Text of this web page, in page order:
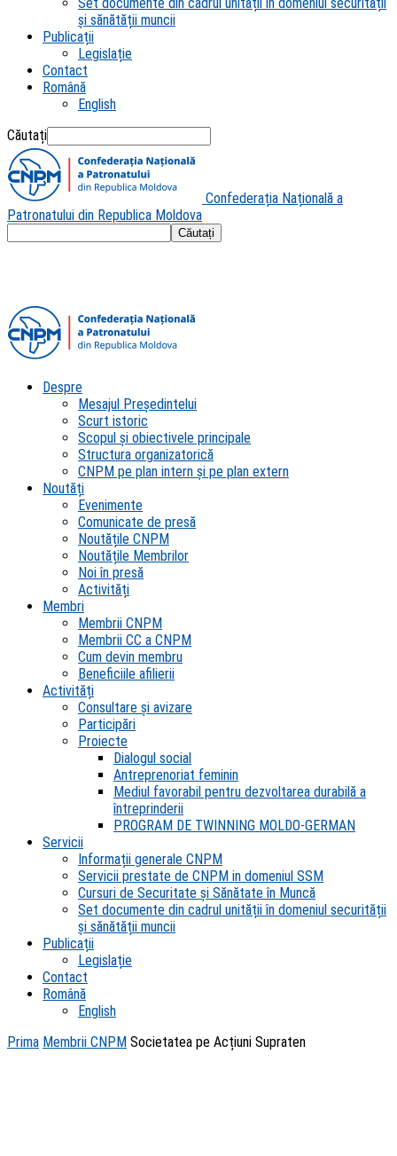
și sănătății muncii
Publicații
Legislație
Contact
Română
English
Căutați
Confederația Națională a
Patronatului din Republica Moldova
Despre
Mesajul Președintelui
Scurt istoric
Scopul şi obiectivele principale
Structura organizatorică
CNPM pe plan intern şi pe plan extern
Noutăți
Evenimente
Comunicate de presă
Noutățile CNPM
Noutățile Membrilor
Noi în presă
Activități
Membri
Membrii CNPM
Membrii CC a CNPM
Cum devin membru
Beneficiile afilierii
Activități
Consultare și avizare
Participări
Proiecte
Dialogul social
Antreprenoriat feminin
Mediul favorabil pentru dezvoltarea durabilă a
întreprinderii
PROGRAM DE TWINNING MOLDO-GERMAN
Servicii
Informații generale CNPM
Servicii prestate de CNPM in domeniul SSM
Cursuri de Securitate și Sănătate în Muncă
Set documente din cadrul unității în domeniul securității
și sănătății muncii
Publicații
Legislație
Contact
Română
English
Prima Membrii CNPM Societatea pe Acțiuni Supraten